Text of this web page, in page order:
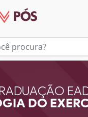
DO
informações